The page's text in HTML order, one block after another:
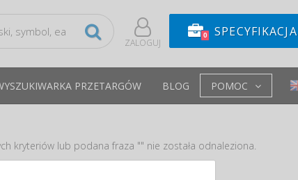
ZALOGUJ
0 SPECYFIKACJA
PRZETARGÓW BLOG POMOC
kryteriów lub podana fraza "" nie została odnaleziona.